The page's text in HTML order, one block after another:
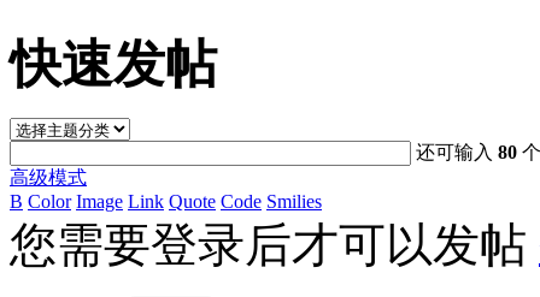
快速发帖
还可输入80
高级模式
B Color Image Link Quote Code Smilies
您需要登录后才可以发帖